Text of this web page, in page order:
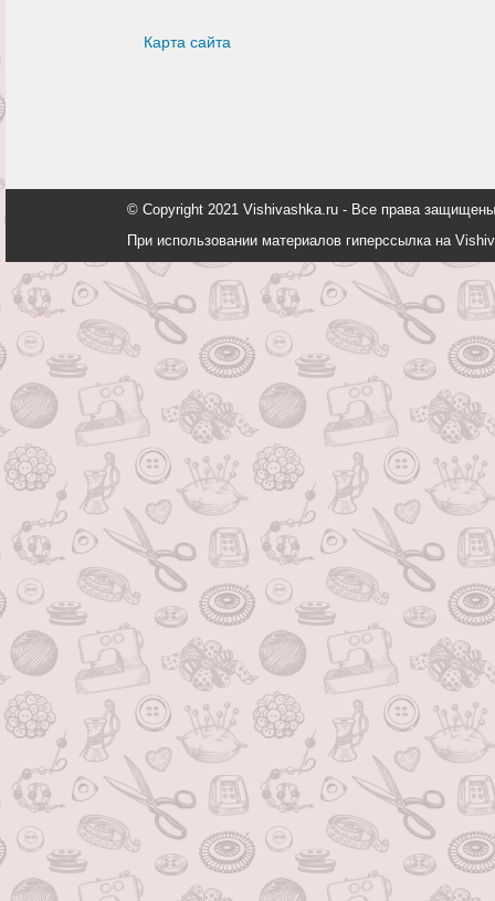
Карта сайта
© Copyright 2021 Vishivashka.ru - Все права
При использовании материалов гиперссылка на